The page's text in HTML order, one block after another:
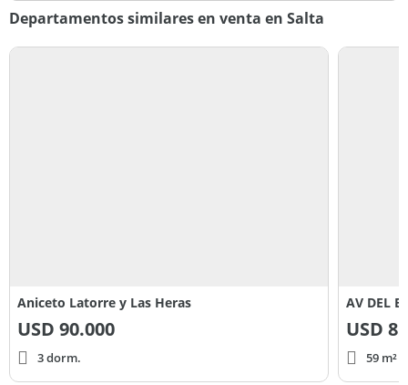
Departamentos similares en venta en Salta
Aniceto Latorre y Las Heras
USD 90.000
3 dorm.
USD
59 m²